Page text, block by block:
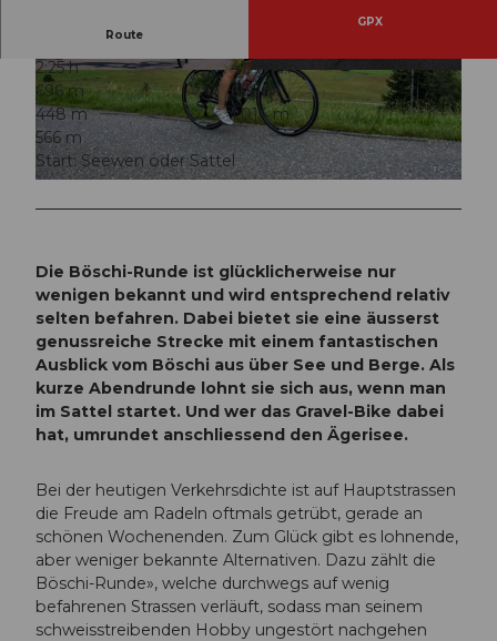
© Xaver Büeler, Schwyz Tourismus © Xaver Büeler, Schwyz Tourismus
Route
GPX
2:25 h
41,41 km
696 m
696 m
448 m
1.014 m
566 m
Start: Seewen oder Sattel
Die Böschi-Runde ist glücklicherweise nur
wenigen bekannt und wird entsprechend relativ
selten befahren. Dabei bietet sie eine äusserst
genussreiche Strecke mit einem fantastischen
Ausblick vom Böschi aus über See und Berge. Als
kurze Abendrunde lohnt sie sich aus, wenn man
im Sattel startet. Und wer das Gravel-Bike dabei
hat, umrundet anschliessend den Ägerisee.
Bei der heutigen Verkehrsdichte ist auf Hauptstrassen
die Freude am Radeln oftmals getrübt, gerade an
schönen Wochenenden. Zum Glück gibt es lohnende,
aber weniger bekannte Alternativen. Dazu zählt die
Böschi-Runde», welche durchwegs auf wenig
befahrenen Strassen verläuft, sodass man seinem
schweisstreibenden Hobby ungestört nachgehen